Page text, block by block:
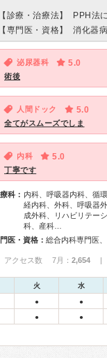
【診療・治療法】
PPH法
【専門医・資格】
消化器
泌尿器科 5.0
術後
人間ドック 5.0
全てがスムーズでしま
内科 5.0
丁寧です
科： 内科、呼吸器内科、循
経内科、外科、呼吸器
成外科、リハビリテー
科、産科…
医・資格：
アクセス数 7月： 2,654 |
火 水
● ●
● ●